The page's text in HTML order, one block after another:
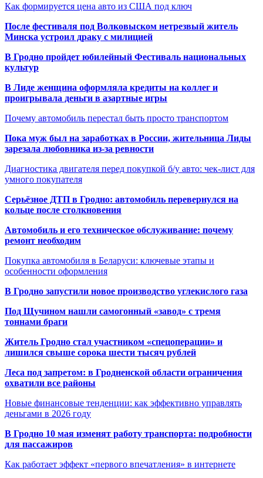
Как формируется цена авто из США под ключ
После фестиваля под Волковыском нетрезвый житель
Минска устроил драку с милицией
В Гродно пройдет юбилейный Фестиваль национальных
культур
В Лиде женщина оформляла кредиты на коллег и
проигрывала деньги в азартные игры
Почему автомобиль перестал быть просто транспортом
Пока муж был на заработках в России, жительница Лиды
зарезала любовника из-за ревности
Диагностика двигателя перед покупкой б/у авто: чек-лист для
умного покупателя
Серьёзное ДТП в Гродно: автомобиль перевернулся на
кольце после столкновения
Автомобиль и его техническое обслуживание: почему
ремонт необходим
Покупка автомобиля в Беларуси: ключевые этапы и
особенности оформления
В Гродно запустили новое производство углекислого газа
Под Щучином нашли самогонный «завод» с тремя
тоннами браги
Житель Гродно стал участником «спецоперации» и
лишился свыше сорока шести тысяч рублей
Леса под запретом: в Гродненской области ограничения
охватили все районы
Новые финансовые тенденции: как эффективно управлять
деньгами в 2026 году
В Гродно 10 мая изменят работу транспорта: подробности
для пассажиров
Как работает эффект «первого впечатления» в интернете